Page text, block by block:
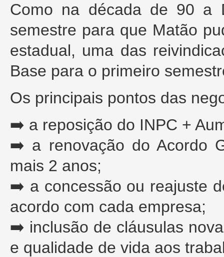
Como na década de 90 a
semestre para que Matão
estadual, uma das
Base para o primeiro
Os principais pontos das
➡️ a reposição do INPC +
➡️ a renovação do Acordo
mais 2 anos;
➡️ a concessão ou reajuste
acordo com cada empresa;
➡️ inclusão de cláusulas
e qualidade de vida aos